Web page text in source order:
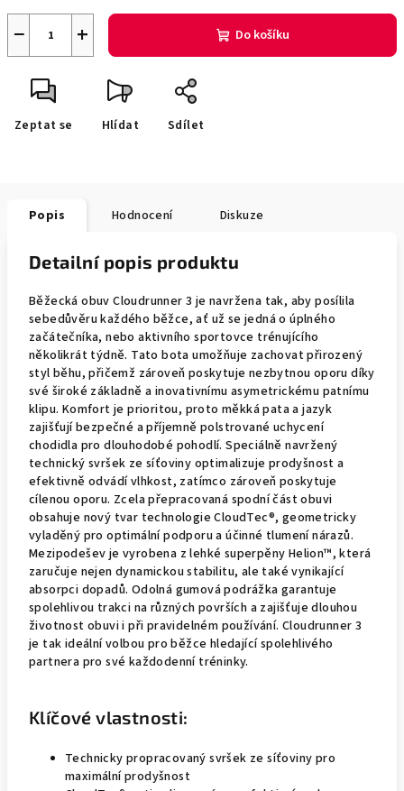
+
− Do košíku
Zeptat se Hlídat Sdílet
Popis Hodnocení Diskuze
Detailní popis produktu
Běžecká obuv Cloudrunner 3 je navržena tak, aby posílila
sebedůvěru každého běžce, ať už se jedná o úplného
začátečníka, nebo aktivního sportovce trénujícího
několikrát týdně. Tato bota umožňuje zachovat přirozený
styl běhu, přičemž zároveň poskytuje nezbytnou oporu díky
své široké základně a inovativnímu asymetrickému patnímu
klipu. Komfort je prioritou, proto měkká pata a jazyk
zajišťují bezpečné a příjemně polstrované uchycení
chodidla pro dlouhodobé pohodlí. Speciálně navržený
technický svršek ze síťoviny optimalizuje prodyšnost a
efektivně odvádí vlhkost, zatímco zároveň poskytuje
cílenou oporu. Zcela přepracovaná spodní část obuvi
obsahuje nový tvar technologie CloudTec®, geometricky
vyladěný pro optimální podporu a účinné tlumení nárazů.
Mezipodešev je vyrobena z lehké superpěny Helion™, která
zaručuje nejen dynamickou stabilitu, ale také vynikající
absorpci dopadů. Odolná gumová podrážka garantuje
spolehlivou trakci na různých površích a zajišťuje dlouhou
životnost obuvi i při pravidelném používání. Cloudrunner 3
je tak ideální volbou pro běžce hledající spolehlivého
partnera pro své každodenní tréninky.
Klíčové vlastnosti:
Technicky propracovaný svršek ze síťoviny pro
maximální prodyšnost